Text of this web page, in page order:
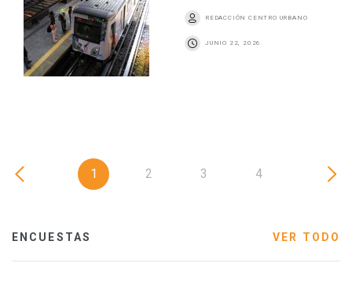
REDACCIÓN CENTRO URBANO
JUNIO 22, 2026
1 2 3 4
ENCUESTAS VER TODO